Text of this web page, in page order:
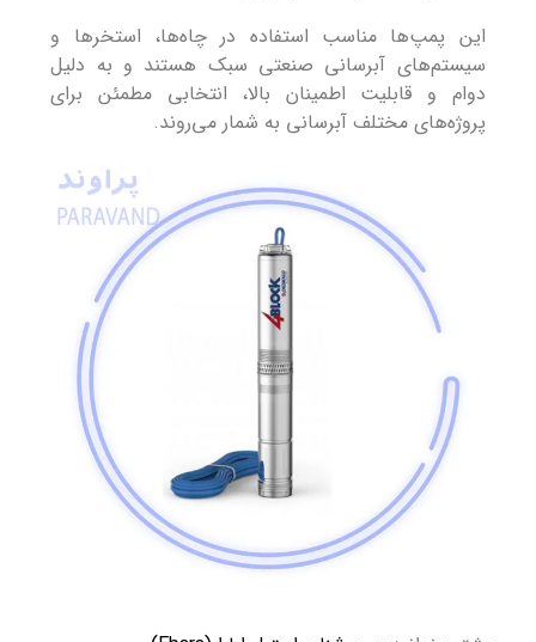
این پمپ‌ها مناسب استفاده در چاه‌ها، استخرها و
سیستم‌های آبرسانی صنعتی سبک هستند و به دلیل
دوام و قابلیت اطمینان بالا، انتخابی مطمئن برای
پروژه‌های مختلف آبرسانی به شمار می‌روند.